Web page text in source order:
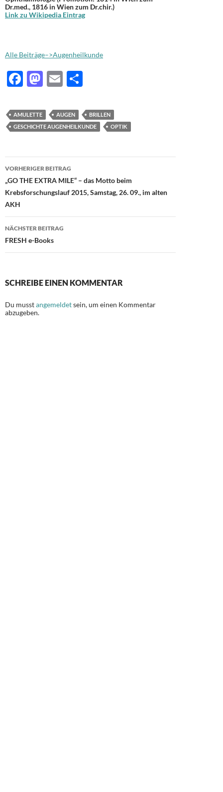
Dr.med., 1816 in Wien zum Dr.chir.)
Link zu Wikipedia Eintrag
Alle Beiträge–>Augenheilkunde
F
e
b
o
k
M
to
d
n
E
ail le
n
AMULETTE AUGEN
BRILLEN
GESCHICHTE AUGENHEILKUNDE
OPTIK
Beitragsnavigation
VORHERIGER BEITRAG
„GO THE EXTRA MILE“ – das Motto beim
Krebsforschungslauf 2015, Samstag, 26. 09., im alten
AKH
NÄCHSTER BEITRAG
FRESH e-Books
SCHREIBE EINEN KOMMENTAR
Du musstangemeldetsein, um einen Kommentar
abzugeben.